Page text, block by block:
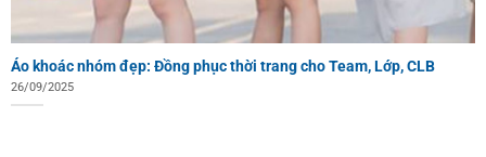
Áo khoác nhóm đẹp: Đồng phục thời trang cho Team, Lớp, CLB
26/09/2025